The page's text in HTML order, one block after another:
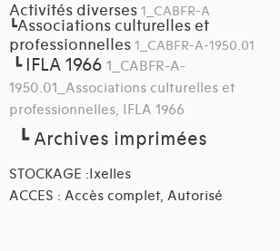
Activités diverses 1_CABFR-A
┗Associations culturelles et
professionnelles 1_CABFR-A-1950.01
┗ IFLA 1966 1_CABFR-A-
1950.01_Associations culturelles et
professionnelles, IFLA 1966
┗Archives imprimées
STOCKAGE :Ixelles
ACCES : Accès complet, Autorisé